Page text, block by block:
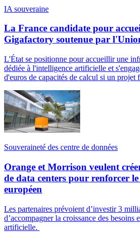
IA souveraine
La France candidate pour
Gigafactory soutenue par
L'État se positionne pour accueillir une
dédiée à l'intelligence artificielle et
d'euros de capacités de calcul si un projet
Souveraineté des centre de données
Orange et Morrison veulent
de data centers pour renforcer
européen
Les partenaires prévoient d’investir 3
d’accompagner la croissance des besoins
artificielle.